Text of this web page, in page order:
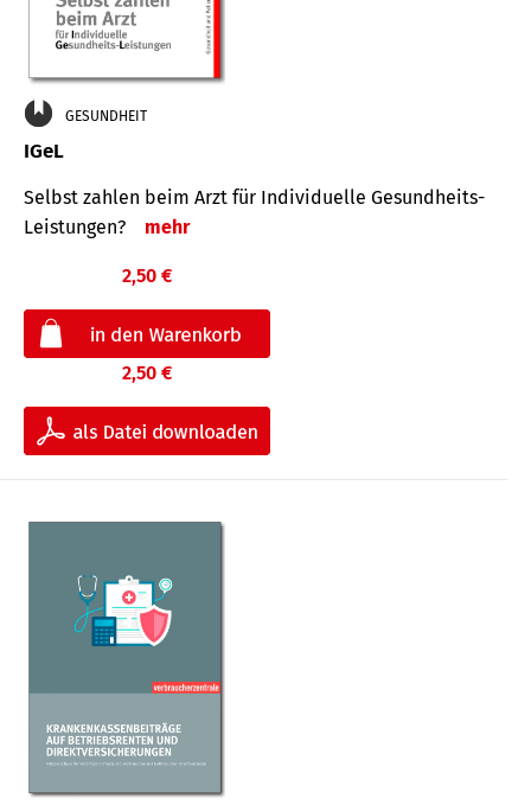
GESUNDHEIT
IGeL
Selbst zahlen beim Arzt für Indi­vidu­elle Gesund­heits-
Leis­tungen?
mehr
2,50 €
2,50 €